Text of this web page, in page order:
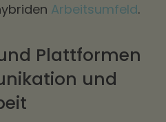
Arbeitsumfeld.
Plattformen
und